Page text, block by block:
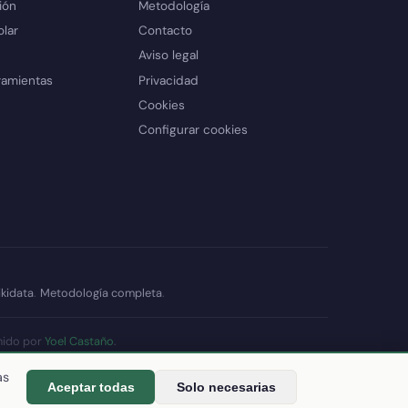
Metodología
Contacto
Aviso legal
Privacidad
Cookies
Configurar cookies
. Metodología completa.
por Yoel Castaño.
Aceptar todas Solo necesarias